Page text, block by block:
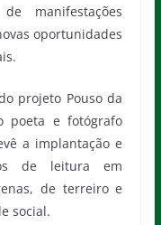
manifestações
oportunidades
projeto Pouso da
poeta e fotógrafo
a implantação e
de leitura em
de terreiro e
social.